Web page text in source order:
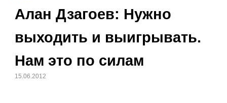
Алан Дзагоев: Нужно
выходить и выигрывать.
Нам это по силам
15.06.2012